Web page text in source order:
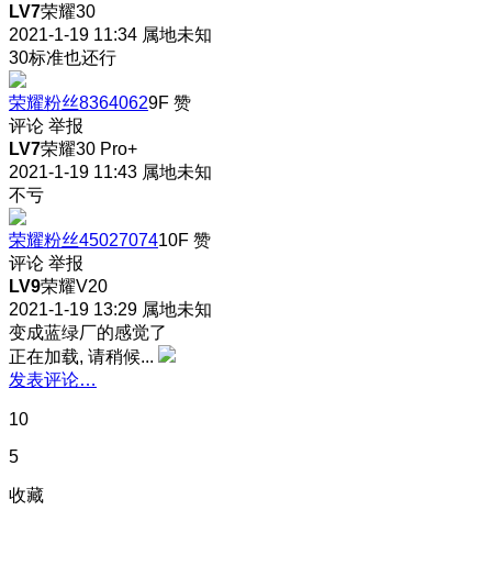
LV7荣耀30
2021-1-19 11:34 属地未知
30标准也还行
荣耀粉丝83640629F 赞
评论 举报
LV7荣耀30 Pro+
2021-1-19 11:43 属地未知
不亏
荣耀粉丝4502707410F 赞
评论 举报
LV9荣耀V20
2021-1-19 13:29 属地未知
变成蓝绿厂的感觉了
正在加载, 请稍候...
发表评论…
10
5
收藏